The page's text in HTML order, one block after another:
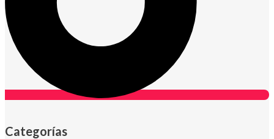
Categorías